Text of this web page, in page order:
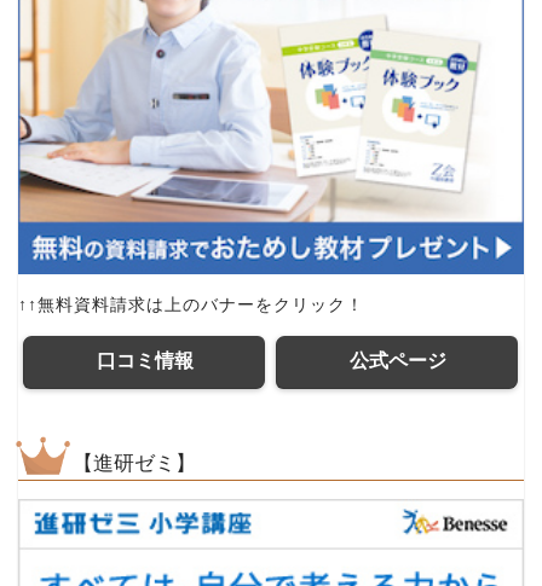
↑↑無料資料請求は上のバナーをクリック！
口コミ情報 公式ページ
【進研ゼミ】